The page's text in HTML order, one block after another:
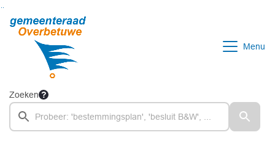
Menu
Zoeken